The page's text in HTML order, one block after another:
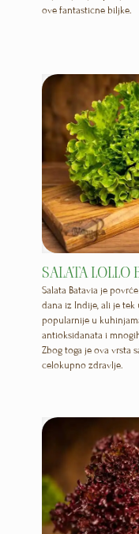
ove fantastične biljke.
SALATA LOLLO
Salata Batavia je
dana iz Indije, ali je
popularnije u
antioksidanata i
Zbog toga je ova vrsta
celokupno zdravlje.